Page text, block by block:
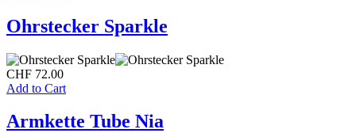
Ohrstecker Sparkle
CHF 72.00
Add to Cart
Armkette Tube Nia